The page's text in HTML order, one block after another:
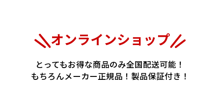
オンラインショップ
とってもお得な商品のみ全国配送可能！
もちろんメーカー正規品！製品保証付き！